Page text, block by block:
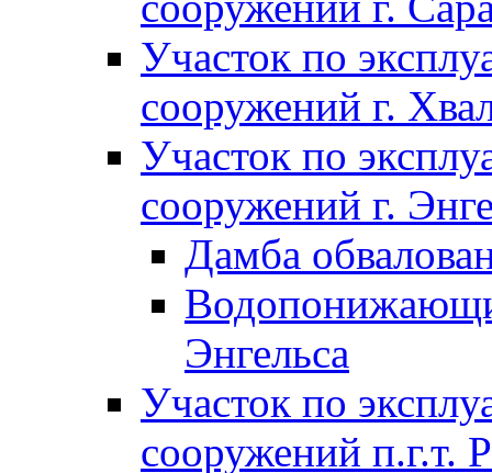
Участок по
сооружений г.
Участок по
сооружений г.
Дамба
Энгельса
Участок по
сооружений п.г.т.